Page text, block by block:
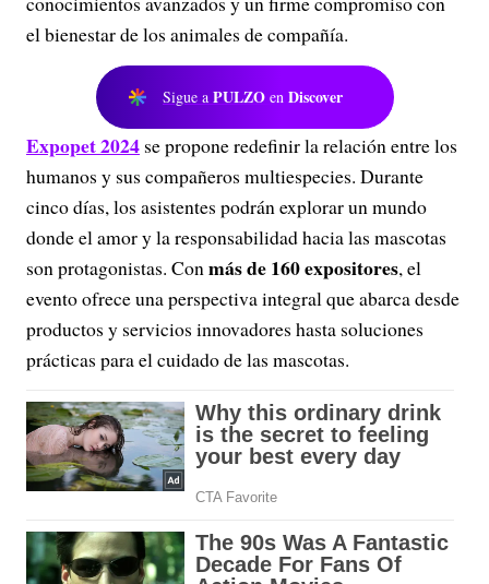
el bienestar de los animales de compañía.
Sigue a PULZO en Discover
Expopet 2024 se propone redefinir la relación entre los
humanos y sus compañeros multiespecies. Durante
cinco días, los asistentes podrán explorar un mundo
donde el amor y la responsabilidad hacia las mascotas
son protagonistas. Conmás de 160 expositores, el
evento ofrece una perspectiva integral que abarca desde
productos y servicios innovadores hasta soluciones
prácticas para el cuidado de las mascotas.